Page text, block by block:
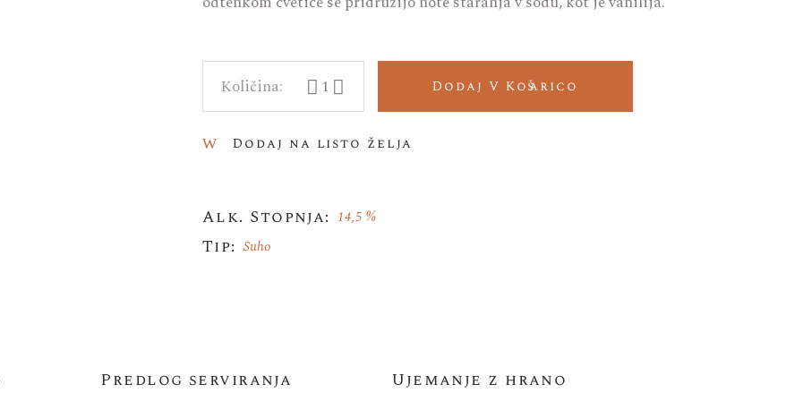
Bin 149 Cabernet Sauvignon quantity
Dodaj V Košarico
Dodaj na listo želja
Alk. Stopnja: 14,5 %
Tip: Suho
Predlog serviranja Ujemanje z hrano